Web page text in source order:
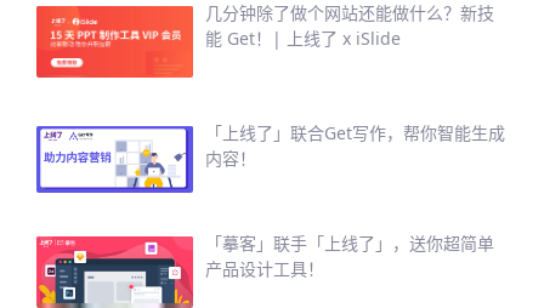
几分钟除了做个网站还能做什么？新技
能 Get！| 上线了 x iSlide
「上线了」联合Get写作，帮你智能生成
内容！
「摹客」联手「上线了」，送你超简单
产品设计工具！